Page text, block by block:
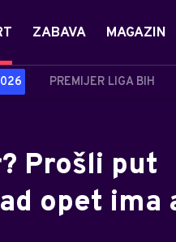
PREMIJER LIGA BIH
ZABAVA MAGAZIN
Prošli put
opet ima